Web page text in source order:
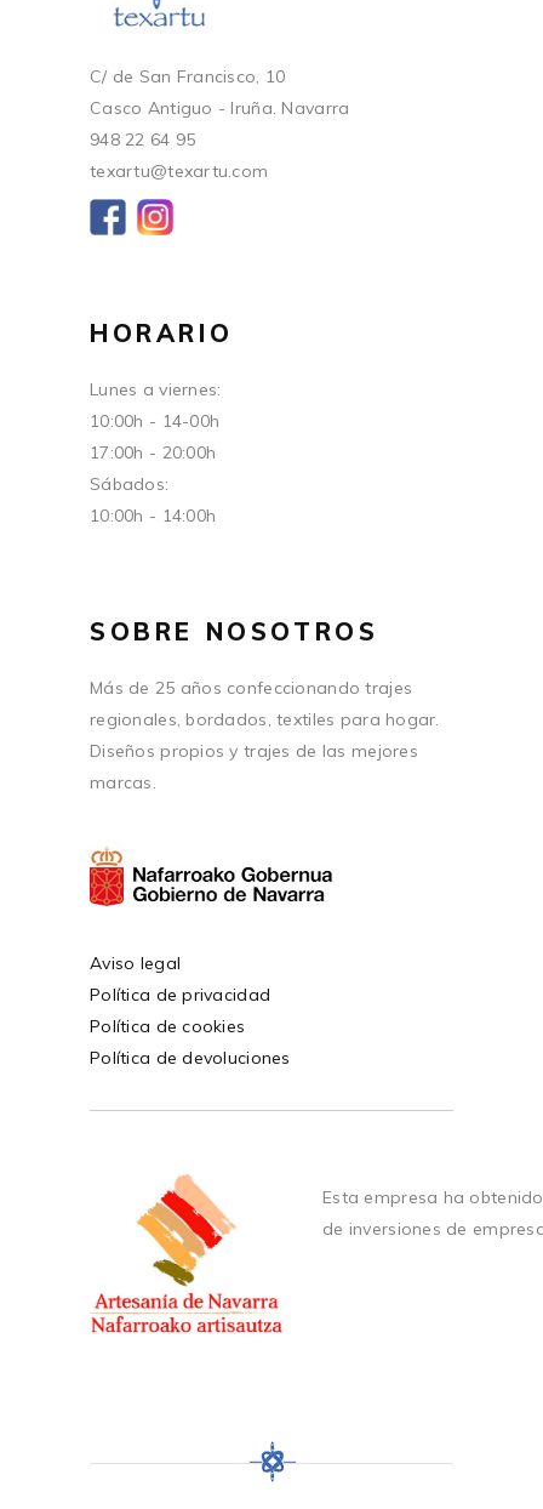
C/ de San Francisco, 10
Casco Antiguo - Iruña. Navarra
948 22 64 95
texartu@texartu.com
HORARIO
Lunes a viernes:
10:00h - 14-00h
17:00h - 20:00h
Sábados:
10:00h - 14:00h
SOBRE NOSOTROS
Más de 25 años confeccionando trajes
regionales, bordados, textiles para hogar.
Diseños propios y trajes de las mejores
marcas.
Aviso legal
Política de privacidad
Política de cookies
Política de devoluciones
Esta empresa ha
de inversiones de